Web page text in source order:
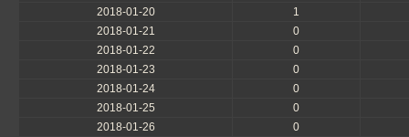
2018-01-20
1
2018-01-21
0
2018-01-22
0
2018-01-23
0
2018-01-24
0
2018-01-25
0
2018-01-26
0